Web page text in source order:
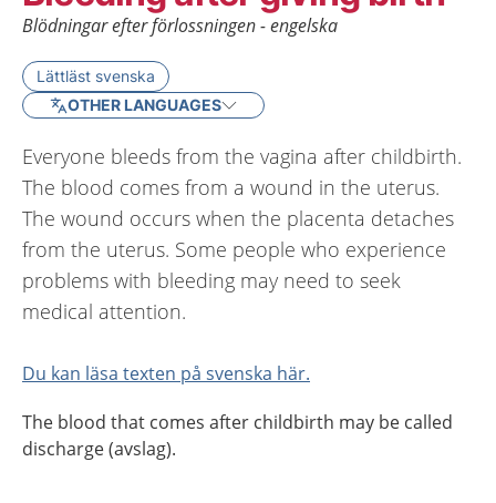
Blödningar efter förlossningen - engelska
Lättläst svenska
OTHER LANGUAGES
Everyone bleeds from the vagina after childbirth.
The blood comes from a wound in the uterus.
The wound occurs when the placenta detaches
from the uterus. Some people who experience
problems with bleeding may need to seek
medical attention.
Du kan läsa texten på svenska här.
The blood that comes after childbirth may be called
discharge (avslag).